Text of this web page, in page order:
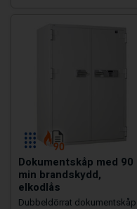
Dokumentskåp med 90
min brandskydd,
elkodlås
Dubbeldörrat dokumentskåp